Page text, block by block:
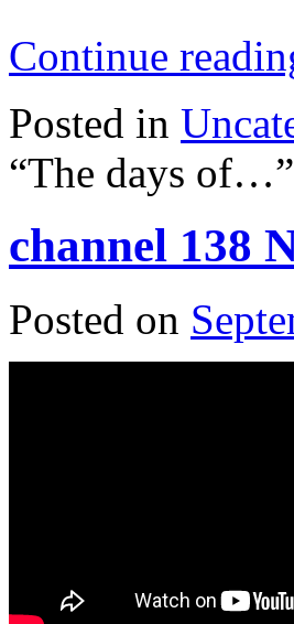
Continue
Posted in
“The days of…”
channel 138
Posted on